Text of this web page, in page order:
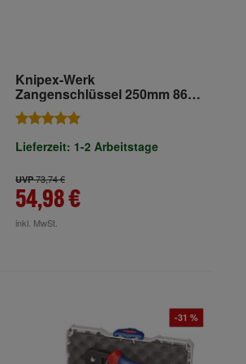
Knipex-Werk
Zangenschlüssel 250mm 86
03 250
Lieferzeit: 1-2 Arbeitstage
UVP73,74 €
54,98 €
inkl. MwSt.
-31 %